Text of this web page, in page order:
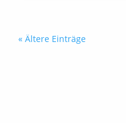
« Ältere Einträge